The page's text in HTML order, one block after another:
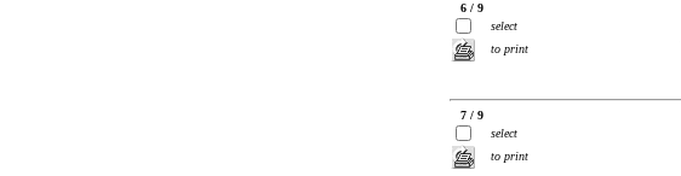
6 / 9
select
to print
7 / 9
select
to print